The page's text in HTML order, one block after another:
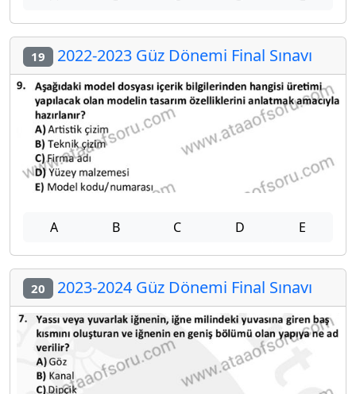
19 2022-2023 Güz Dönemi Final Sınavı
A B C D E
20 2023-2024 Güz Dönemi Final Sınavı